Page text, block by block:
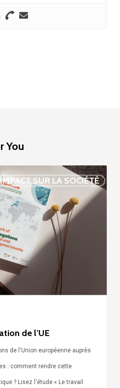
You
SUR LA SOCIÉTÉ
de l’UE
de l'Union européenne auprès
: comment rendre cette
? Lisez l'étude « Le travail